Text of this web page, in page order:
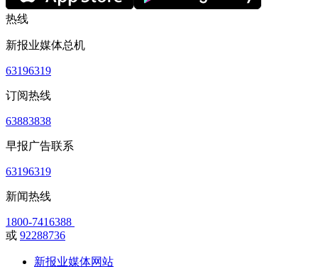
热线
新报业媒体总机
63196319
订阅热线
63883838
早报广告联系
63196319
新闻热线
1800-7416388
或 92288736
新报业媒体网站